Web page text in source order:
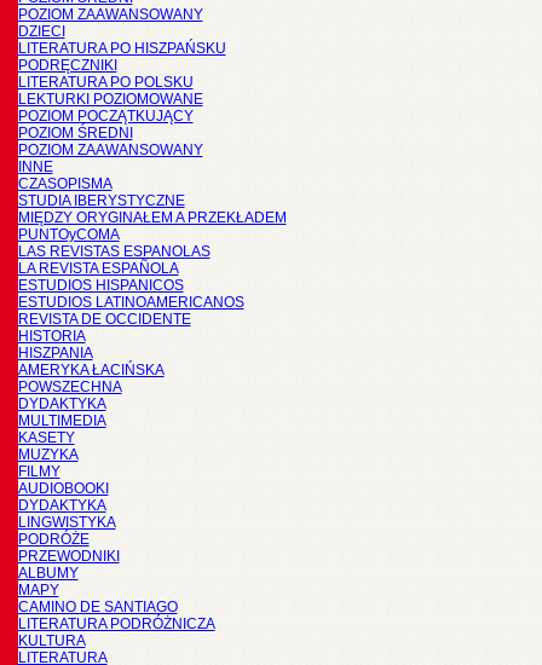
POZIOM ZAAWANSOWANY
DZIECI
LITERATURA PO HISZPAŃSKU
PODRĘCZNIKI
LITERATURA PO POLSKU
LEKTURKI POZIOMOWANE
POZIOM POCZĄTKUJĄCY
POZIOM ŚREDNI
POZIOM ZAAWANSOWANY
INNE
CZASOPISMA
STUDIA IBERYSTYCZNE
MIĘDZY ORYGINAŁEM A PRZEKŁADEM
PUNTOyCOMA
LAS REVISTAS ESPANOLAS
LA REVISTA ESPAÑOLA
ESTUDIOS HISPANICOS
ESTUDIOS LATINOAMERICANOS
REVISTA DE OCCIDENTE
HISTORIA
HISZPANIA
AMERYKA ŁACIŃSKA
POWSZECHNA
DYDAKTYKA
MULTIMEDIA
KASETY
MUZYKA
FILMY
AUDIOBOOKI
DYDAKTYKA
LINGWISTYKA
PODRÓŻE
PRZEWODNIKI
ALBUMY
MAPY
CAMINO DE SANTIAGO
LITERATURA PODRÓŻNICZA
KULTURA
LITERATURA